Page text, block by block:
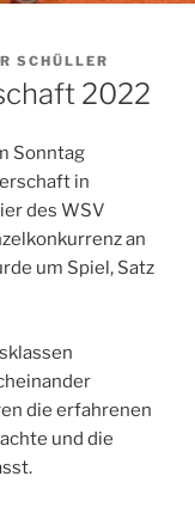
SCHÜLLER
2022
Sonntag
in
des WSV
an
um Spiel, Satz
die erfahrenen
und die